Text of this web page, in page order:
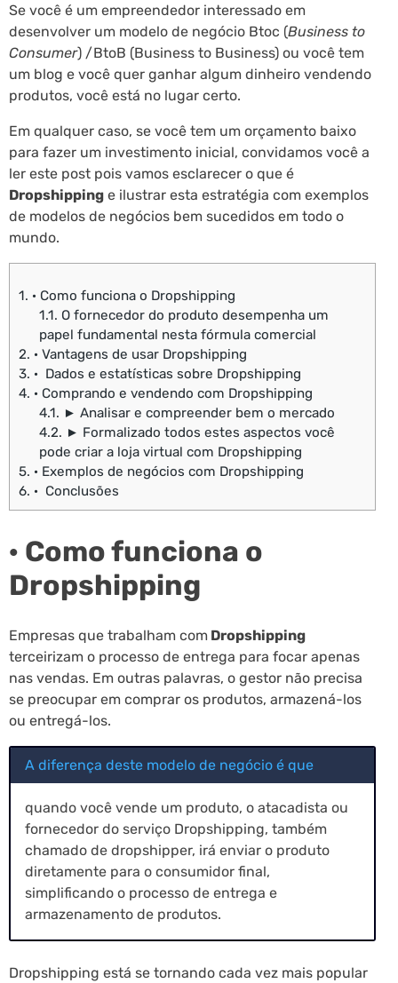
Se você é um empreendedor interessado em
desenvolver um modelo de negócio Btoc (Business to
Consumer) /BtoB (Business to Business) ou você tem
um blog e você quer ganhar algum dinheiro vendendo
produtos, você está no lugar certo.
Em qualquer caso, se você tem um orçamento baixo
para fazer um investimento inicial, convidamos você a
ler este post pois vamos esclarecer o que é
Dropshipping e ilustrar esta estratégia com exemplos
de modelos de negócios bem sucedidos em todo o
mundo.
1. · Como funciona o Dropshipping
1.1. O fornecedor do produto desempenha um
papel fundamental nesta fórmula comercial
2. · Vantagens de usar Dropshipping
3. · Dados e estatísticas sobre Dropshipping
4. · Comprando e vendendo com Dropshipping
4.1. ► Analisar e compreender bem o mercado
4.2. ► Formalizado todos estes aspectos você
pode criar a loja virtual com Dropshipping
5. · Exemplos de negócios com Dropshipping
6. · Conclusões
· Como funciona o
Dropshipping
Empresas que trabalham com Dropshipping
terceirizam o processo de entrega para focar apenas
nas vendas. Em outras palavras, o gestor não precisa
se preocupar em comprar os produtos, armazená-los
ou entregá-los.
A diferença deste modelo de negócio é que
quando você vende um produto, o atacadista ou
fornecedor do serviço Dropshipping, também
chamado de dropshipper, irá enviar o produto
diretamente para o consumidor final,
simplificando o processo de entrega e
armazenamento de produtos.
Dropshipping está se tornando cada vez mais popular